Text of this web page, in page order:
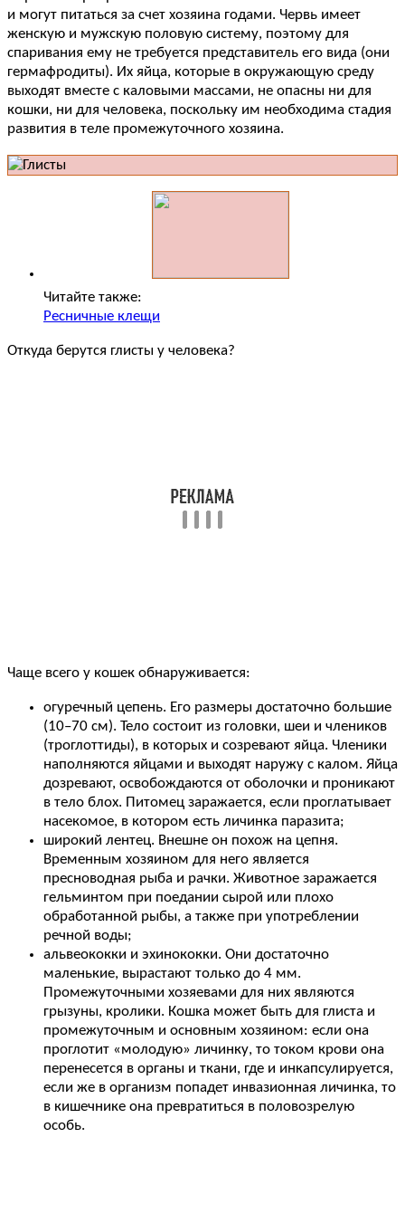
и могут питаться за счет хозяина годами. Червь имеет
женскую и мужскую половую систему, поэтому для
спаривания ему не требуется представитель его вида (они
гермафродиты). Их яйца, которые в окружающую среду
выходят вместе с каловыми массами, не опасны ни для
кошки, ни для человека, поскольку им необходима стадия
развития в теле промежуточного хозяина.
Читайте также:
Ресничные клещи
Откуда берутся глисты у человека?
Чаще всего у кошек обнаруживается:
огуречный цепень. Его размеры достаточно большие
(10–70 см). Тело состоит из головки, шеи и члеников
(троглоттиды), в которых и созревают яйца. Членики
наполняются яйцами и выходят наружу с калом. Яйца
дозревают, освобождаются от оболочки и проникают
в тело блох. Питомец заражается, если проглатывает
насекомое, в котором есть личинка паразита;
широкий лентец. Внешне он похож на цепня.
Временным хозяином для него является
пресноводная рыба и рачки. Животное заражается
гельминтом при поедании сырой или плохо
обработанной рыбы, а также при употреблении
речной воды;
альвеококки и эхинококки. Они достаточно
маленькие, вырастают только до 4 мм.
Промежуточными хозяевами для них являются
грызуны, кролики. Кошка может быть для глиста и
промежуточным и основным хозяином: если она
проглотит «молодую» личинку, то током крови она
перенесется в органы и ткани, где и инкапсулируется,
если же в организм попадет инвазионная личинка, то
в кишечнике она превратиться в половозрелую
особь.